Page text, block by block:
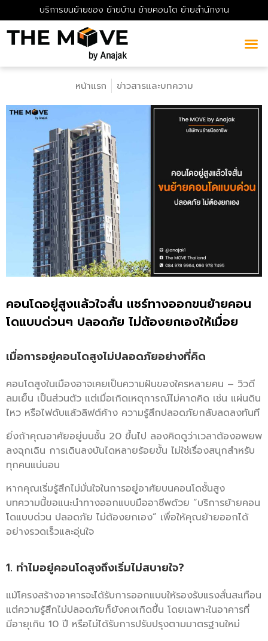
บริการขนย้ายของ ย้ายบ้าน ย้ายคอนโด ย้ายสำนักงาน
หน้าแรก ข่าวสารและบทความ
คอนโดอยู่สูงแล้วใจสั่น แชร์ทางออกขนย้ายคอน
โดแบบด่วนๆ ปลอดภัย ไม่ต้องยกเองให้เมื่อย
เมื่อการอยู่คอนโดสูงไม่ปลอดภัยอย่างที่คิด
คอนโดสูงในเมืองอาจเคยเป็นความฝันของใครหลายคน – วิวดี
ลมเย็น เป็นส่วนตัว แต่เมื่อเกิดเหตุการณ์ไม่คาดคิด เช่น แผ่นดิน
ไหว หรือไฟดับแล้วลิฟต์ค้าง ความรู้สึกปลอดภัยกลับลดลงทันที
ยิ่งถ้าคุณอาศัยอยู่บนชั้น 20 ขึ้นไป ลองคิดดูว่าเวลาต้องอพยพ
ลงฉุกเฉิน การเดินลงบันไดหลายร้อยขั้น ไม่ใช่เรื่องสนุกสำหรับ
ทุกคนแน่นอน
หากคุณเริ่มรู้สึกไม่มั่นใจในการอยู่อาศัยบนคอนโดชั้นสูง
บทความนี้ขอแนะนำทางออกแบบมืออาชีพด้วย “บริการย้ายคอน
โดแบบด่วน ปลอดภัย ไม่ต้องยกเอง” เพื่อให้คุณย้ายออกได้
อย่างรวดเร็วและอุ่นใจ
1. ทำไมอยู่คอนโดสูงถึงเริ่มไม่สบายใจ?
แม้โครงสร้างอาคารจะได้รับการออกแบบให้รองรับแรงสั่นสะเทือน
แต่ความรู้สึกไม่ปลอดภัยก็ยังคงเกิดขึ้น โดยเฉพาะในอาคารที่
มีอายุเกิน 10 ปี หรือไม่ได้รับการปรับปรุงตามมาตรฐานใหม่